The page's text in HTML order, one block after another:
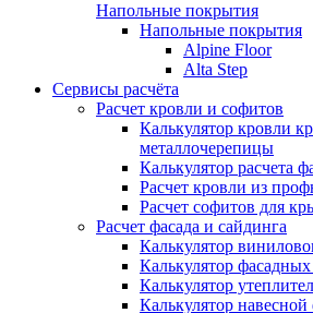
Напольные покрытия
Напольные покрытия
Alpine Floor
Alta Step
Сервисы расчёта
Расчет кровли и софитов
Калькулятор кровли
металлочерепицы
Калькулятор расчета
Расчет кровли из
Расчет софитов для
Расчет фасада и сайдинга
Калькулятор
Калькулятор
Калькулятор
Калькулятор